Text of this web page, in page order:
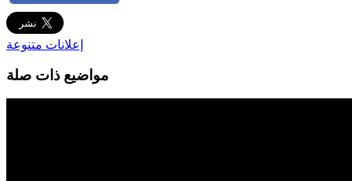
إعلانات متنوعة
مواضيع ذات صلة